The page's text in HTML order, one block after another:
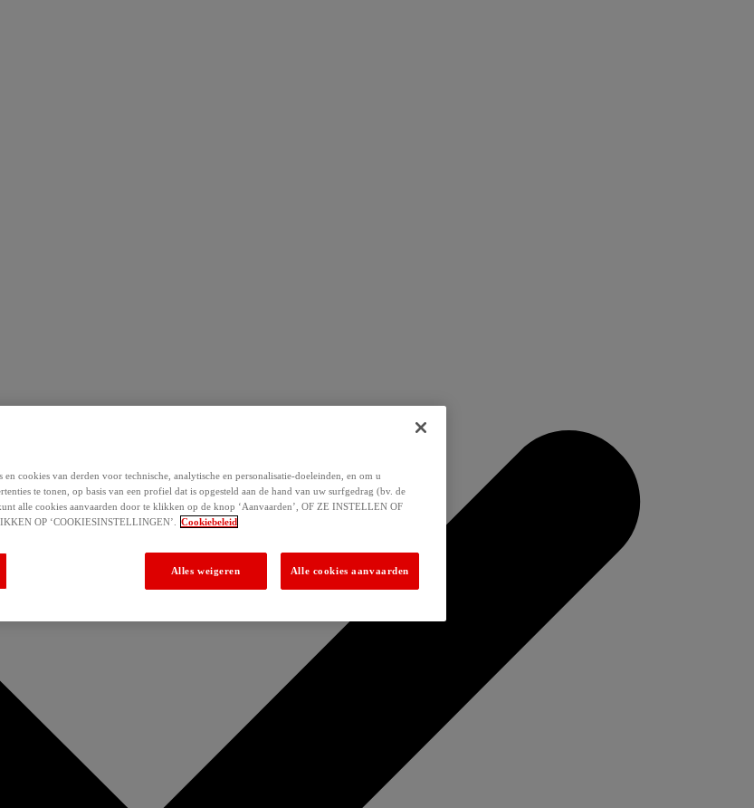
en cookies van derden voor technische, analytische en personalisatie-doeleinden, en om u
te tonen, op basis van een profiel dat is opgesteld aan de hand van uw surfgedrag (bv. de
alle cookies aanvaarden door te klikken op de knop ‘Aanvaarden’, OF ZE INSTELLEN OF
OP ‘COOKIESINSTELLINGEN’.
Cookiebeleid
Alles weigeren Alle cookies aanvaarden